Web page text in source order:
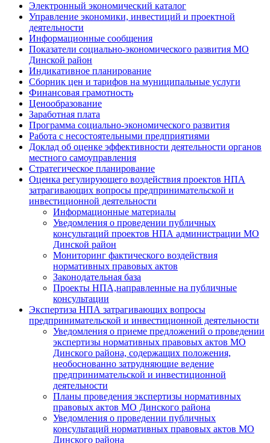
Электронный экономический каталог
Управление экономики, инвестиций и проектной
деятельности
Информационные сообщения
Показатели социально-экономического развития МО
Динской район
Индикативное планирование
Сборник цен и тарифов на муниципальные услуги
Финансовая грамотность
Ценообразование
Заработная плата
Программа социально-экономического развития
Работа с несостоятельными предприятиями
Доклад об оценке эффективности деятельности органов
местного самоуправления
Стратегическое планирование
Оценка регулирующего воздействия проектов НПА
затрагивающих вопросы предпринимательской и
инвестиционной деятельности
Информационные материалы
Уведомления о проведении публичных
консультаций проектов НПА администрации МО
Динской район
Мониторинг фактического воздействия
нормативных правовых актов
Законодательная база
Проекты НПА,направленные на публичные
консультации
Экспертиза НПА затрагивающих вопросы
предпринимательской и инвестиционной деятельности
Уведомления о приеме предложений о проведении
экспертизы нормативных правовых актов МО
Динского района, содержащих положения,
необоснованно затрудняющие ведение
предпринимательской и инвестиционной
деятельности
Планы проведения экспертизы нормативных
правовых актов МО Динского района
Уведомления о проведении публичных
консультаций нормативных правовых актов МО
Динского района